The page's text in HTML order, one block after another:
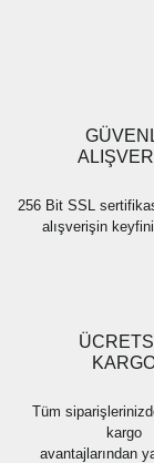
Ürün fiyatı
Bu ürüne
256 Bit SSL
alışverişin keyfini
Tüm
kargo
avantajlarından